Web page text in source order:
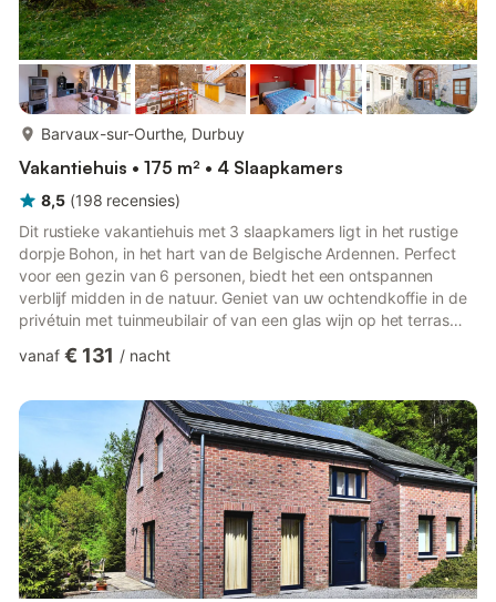
Barvaux-sur-Ourthe, Durbuy
Vakantiehuis • 175 m² • 4 Slaapkamers
8,5 (198 recensies)
Dit rustieke vakantiehuis met 3 slaapkamers ligt in het rustige
dorpje Bohon, in het hart van de Belgische Ardennen. Perfect
voor een gezin van 6 personen, biedt het een ontspannen
verblijf midden in de natuur. Geniet van uw ochtendkoffie in de
privétuin met tuinmeubilair of van een glas wijn op het terras
zijn ideaal voor natuurwandelingen en picknicks. Op slechts 3
restaurants, een bakker en zelfs een openbaar zwembad in de
buurt, waardoor dagtochten gemakkelijk en aangenaam ...
vanaf € 131 / nacht